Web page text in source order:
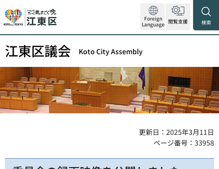
Foreign
Language 閲覧支援 検索
江東区議会 Koto City Assembly
更新日：2025年3月11日
ページ番号：33958